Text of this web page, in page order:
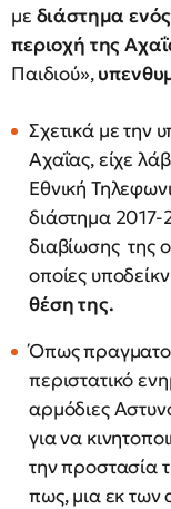
με διάστημα
περιοχή της
Παιδιού»,
Σχετικά με την
Αχαΐας, είχε
Εθνική
διάστημα 2017-
διαβίωσης της
οποίες
θέση της.
Όπως
περιστατικό
αρμόδιες
για να
την προστασία
πως, μια εκ των